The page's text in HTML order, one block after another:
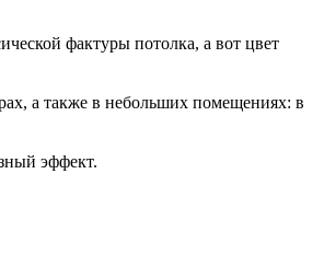
фактуры потолка, а вот цвет
а также в небольших помещениях: в
эффект.